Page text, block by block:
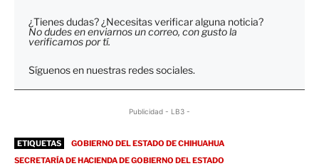
¿Tienes dudas? ¿Necesitas verificar alguna noticia?
No dudes en enviarnos un correo, con gusto la
verificamos por tí.
Síguenos en nuestras redes sociales.
Publicidad - LB3 -
ETIQUETAS
GOBIERNO DEL ESTADO DE CHIHUAHUA
SECRETARÍA DE HACIENDA DE GOBIERNO DEL ESTADO